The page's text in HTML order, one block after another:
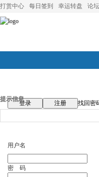
打赏中心 每日签到 幸运转盘 论
论坛首页
登录 注册
找回密
提示信息
用户名
密 码